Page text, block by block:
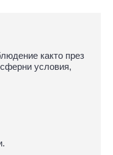
както през
условия,